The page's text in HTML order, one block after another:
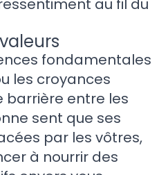
au fil du
fondamentales
les croyances
barrière entre les
sent que ses
par les vôtres,
à nourrir des